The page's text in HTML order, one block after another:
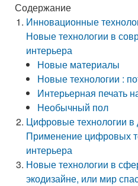
Содержание
Инновационные
Новые технологии в
интерьера
Новые материалы
Новые технологии :
Интерьерная печать
Необычный пол
Цифровые технологии в
Применение цифровых
интерьера
Новые технологии в
экодизайне, или мир